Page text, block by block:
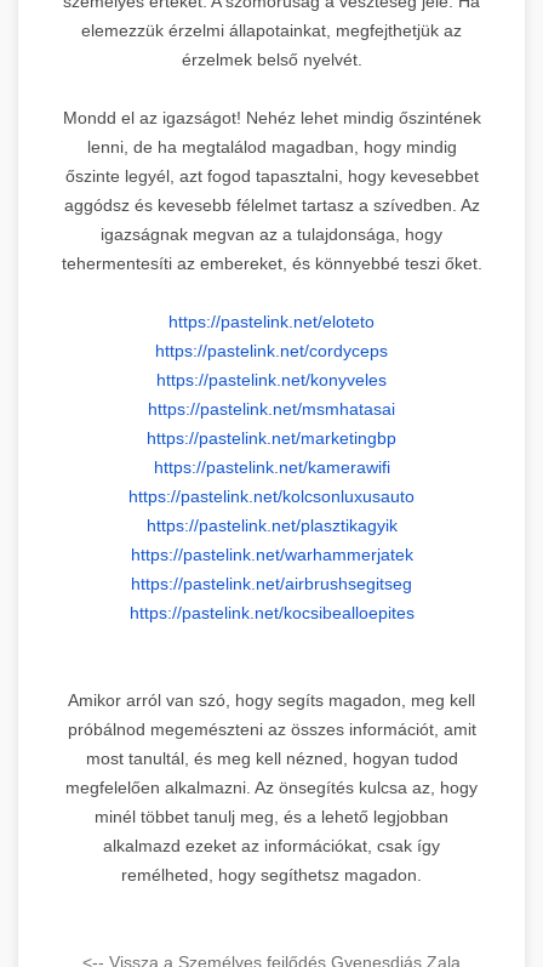
elemezzük érzelmi állapotainkat, megfejthetjük az
érzelmek belső nyelvét.
Mondd el az igazságot! Nehéz lehet mindig őszintének
lenni, de ha megtalálod magadban, hogy mindig
őszinte legyél, azt fogod tapasztalni, hogy kevesebbet
aggódsz és kevesebb félelmet tartasz a szívedben. Az
igazságnak megvan az a tulajdonsága, hogy
tehermentesíti az embereket, és könnyebbé teszi őket.
https://pastelink.net/eloteto
https://pastelink.net/cordyceps
https://pastelink.net/konyveles
https://pastelink.net/msmhatasai
https://pastelink.net/marketingbp
https://pastelink.net/kamerawifi
https://pastelink.net/kolcsonluxusauto
https://pastelink.net/plasztikagyik
https://pastelink.net/warhammerjatek
https://pastelink.net/airbrushsegitseg
https://pastelink.net/kocsibealloepites
Amikor arról van szó, hogy segíts magadon, meg kell
próbálnod megemészteni az összes információt, amit
most tanultál, és meg kell nézned, hogyan tudod
megfelelően alkalmazni. Az önsegítés kulcsa az, hogy
minél többet tanulj meg, és a lehető legjobban
alkalmazd ezeket az információkat, csak így
remélheted, hogy segíthetsz magadon.
<-- Vissza a Személyes fejlődés Gyenesdiás Zala